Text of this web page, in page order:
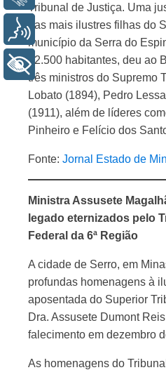
Tribunal de Justiça. Uma
das mais ilustres filhas do
município da Serra do
22.500 habitantes, deu ao
três ministros do Supremo
Lobato (1894), Pedro
(1911), além de líderes
Pinheiro e Felício dos
Fonte: Jornal Estado de
Ministra Assusete
legado eternizados pelo
Federal da 6ª Região
A cidade de Serro, em
profundas homenagens à
aposentada do Superior
Dra. Assusete Dumont
falecimento em dezembro
As homenagens do
Voz
+ Acessibilidade